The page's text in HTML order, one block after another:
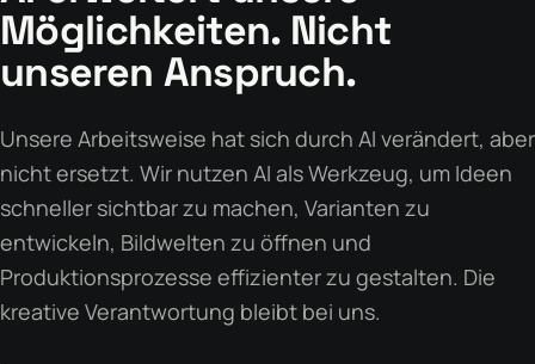
Einzelprojekt Kampagne Laufende Betreuung
Möglichkeiten. Nicht
unseren Anspruch.
Unsere Arbeitsweise hat sich durch AI verändert, aber
nicht ersetzt. Wir nutzen AI als Werkzeug, um Ideen
schneller sichtbar zu machen, Varianten zu
entwickeln, Bildwelten zu öffnen und
Produktionsprozesse effizienter zu gestalten. Die
kreative Verantwortung bleibt bei uns.